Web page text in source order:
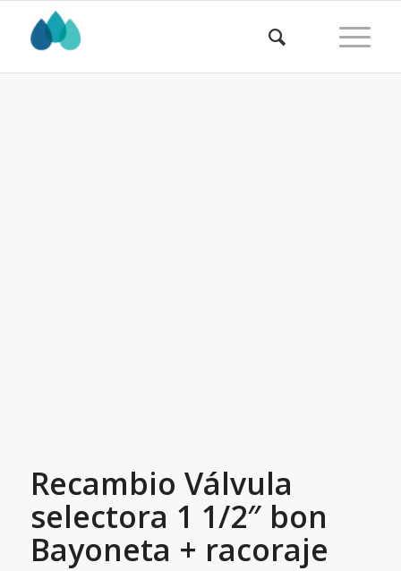
Recambio Válvula
selectora 1 1/2″ bon
Bayoneta + racoraje